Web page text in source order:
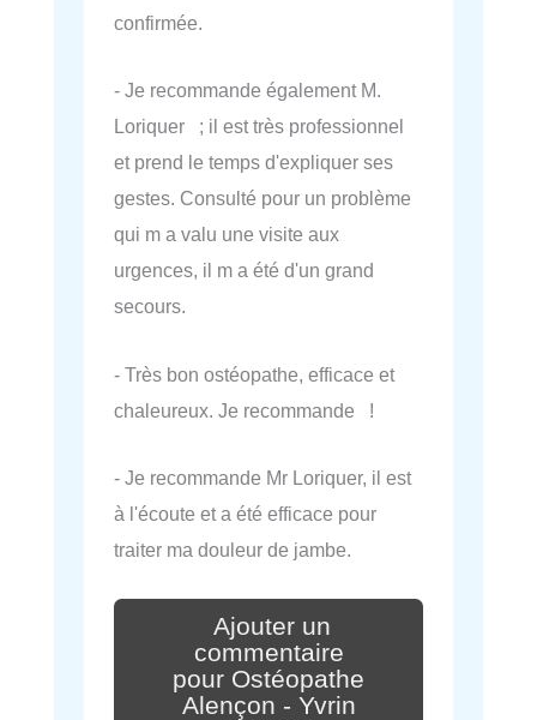
confirmée.
- Je recommande également M.
Loriquer ; il est très professionnel
et prend le temps d'expliquer ses
gestes. Consulté pour un problème
qui m a valu une visite aux
urgences, il m a été d'un grand
secours.
- Très bon ostéopathe, efficace et
chaleureux. Je recommande !
- Je recommande Mr Loriquer, il est
à l'écoute et a été efficace pour
traiter ma douleur de jambe.
Ajouter un
commentaire
pour Ostéopathe
Alençon - Yvrin